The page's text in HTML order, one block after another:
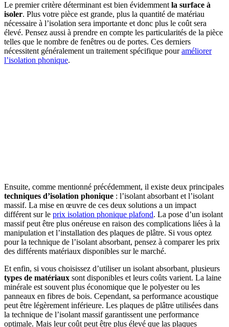
Le premier critère déterminant est bien évidemment la surface à
isoler. Plus votre pièce est grande, plus la quantité de matériau
nécessaire à l’isolation sera importante et donc plus le coût sera
élevé. Pensez aussi à prendre en compte les particularités de la pièce
telles que le nombre de fenêtres ou de portes. Ces derniers
nécessitent généralement un traitement spécifique pouraméliorer
l’isolation phonique.
Ensuite, comme mentionné précédemment, il existe deux principales
techniques d’isolation phonique : l’isolant absorbant et l’isolant
massif. La mise en œuvre de ces deux solutions a un impact
différent sur le prix isolation phonique plafond. La pose d’un isolant
massif peut être plus onéreuse en raison des complications liées à la
manipulation et l’installation des plaques de plâtre. Si vous optez
pour la technique de l’isolant absorbant, pensez à comparer les prix
des différents matériaux disponibles sur le marché.
Et enfin, si vous choisissez d’utiliser un isolant absorbant, plusieurs
types de matériaux sont disponibles et leurs coûts varient. La laine
minérale est souvent plus économique que le polyester ou les
panneaux en fibres de bois. Cependant, sa performance acoustique
peut être légèrement inférieure. Les plaques de plâtre utilisées dans
la technique de l’isolant massif garantissent une performance
optimale. Mais leur coût peut être plus élevé que las plaques